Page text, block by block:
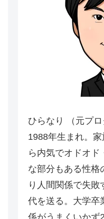
ひらなり （元プロ
1988年生まれ。
ら内気でオドオド
な部分もある性格
り人間関係で失
代を送る。大学卒
係がうまくいかず